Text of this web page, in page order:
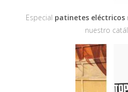
Especial patinetes eléctricos
nuestro